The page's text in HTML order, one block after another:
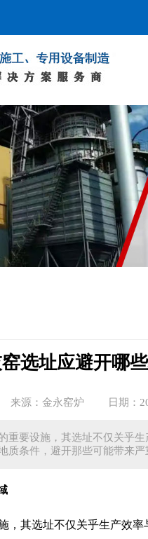
选址应避开哪
来源：金永窑炉 日期：
重要设施，其选址不仅关乎
质条件，避开那些可能带来严
，其选址不仅关乎生产效